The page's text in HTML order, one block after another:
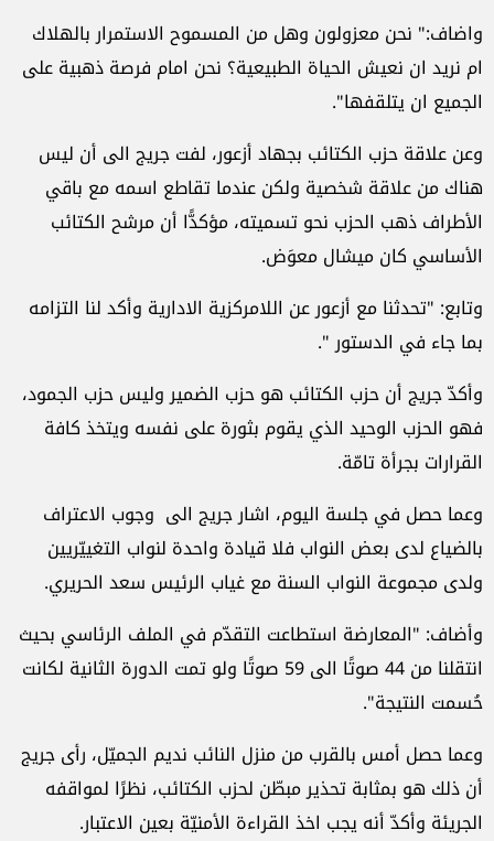
واضاف:" نحن معزولون وهل من المسموح الاستمرار بالهلاك
ام نريد ان نعيش الحياة الطبيعية؟ نحن امام فرصة ذهبية على
الجميع ان يتلقفها".
وعن علاقة حزب الكتائب بجهاد أزعور، لفت جريج الى أن ليس
هناك من علاقة شخصية ولكن عندما تقاطع اسمه مع باقي
الأطراف ذهب الحزب نحو تسميته، مؤكدًّا أن مرشح الكتائب
الأساسي كان ميشال معوَض.
وتابع: "تحدثنا مع أزعور عن اللامركزية الادارية وأكد لنا التزامه
بما جاء في الدستور ".
وأكدّ جريج أن حزب الكتائب هو حزب الضمير وليس حزب الجمود،
فهو الحزب الوحيد الذي يقوم بثورة على نفسه ويتخذ كافة
القرارات بجرأة تامّة.
وعما حصل في جلسة اليوم، اشار جريج الى وجوب الاعتراف
بالضياع لدى بعض النواب فلا قيادة واحدة لنواب التغييّريين
ولدى مجموعة النواب السنة مع غياب الرئيس سعد الحريري.
وأضاف: "المعارضة استطاعت التقدّم في الملف الرئاسي بحيث
انتقلنا من 44 صوتًا الى 59 صوتًا ولو تمت الدورة الثانية لكانت
حُسمت النتيجة".
وعما حصل أمس بالقرب من منزل النائب نديم الجميّل، رأى جريج
أن ذلك هو بمثابة تحذير مبطّن لحزب الكتائب، نظرًا لمواقفه
الجريئة وأكدّ أنه يجب اخذ القراءة الأمنيّة بعين الاعتبار.